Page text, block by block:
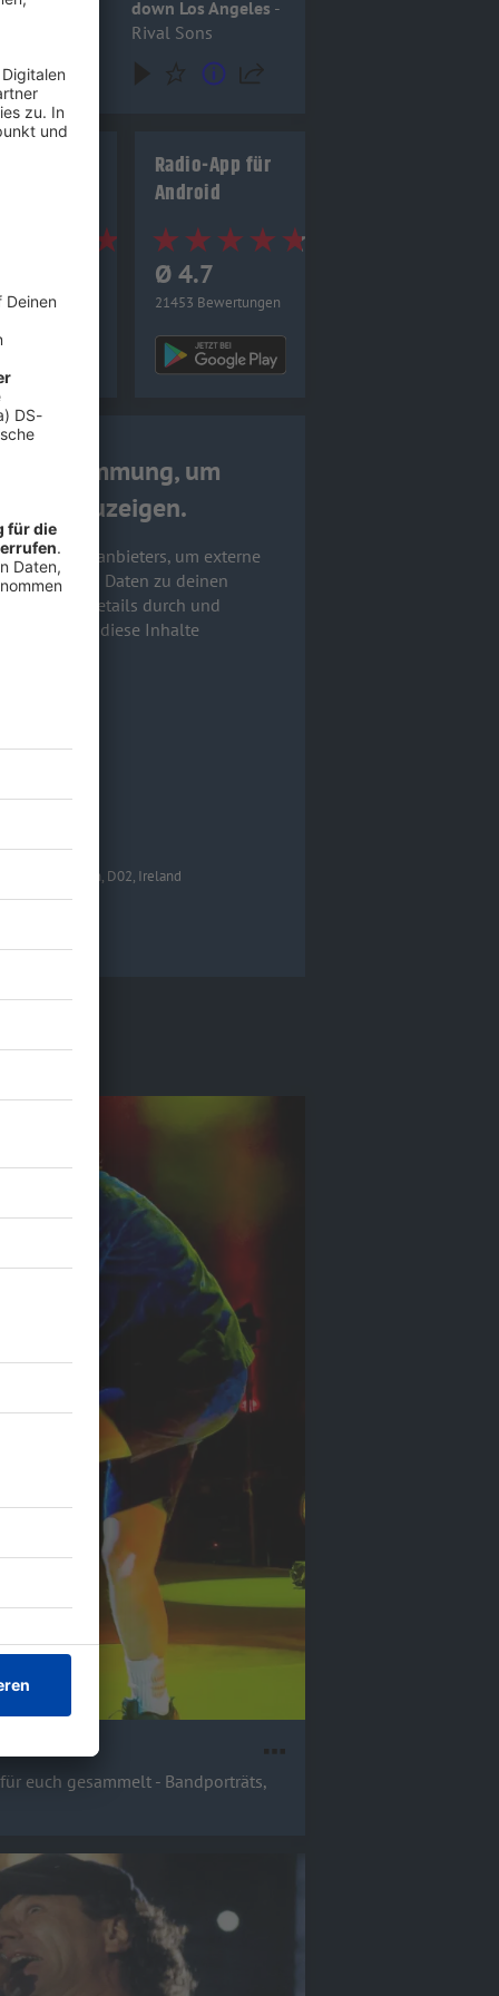
down Los Angeles -
Rival Sons
App für
Bewertungen
Radio-App für
Android
Ø 4.7
21453 Bewertungen
Zustimmung, um
anzuzeigen.
eines Drittanbieters, um externe
kann Daten zu deinen
dir die Details durch und
zu, um diese Inhalte
Harbour, Dublin, D02, Ireland
euch gesammelt - Bandporträts,